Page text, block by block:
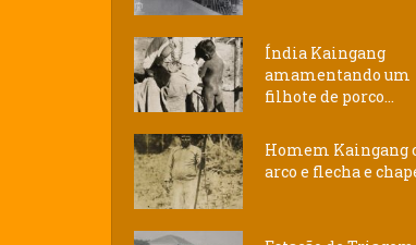
Índia Kaingang
amamentando um
filhote de porco...
Homem Kaingang
arco e flecha e